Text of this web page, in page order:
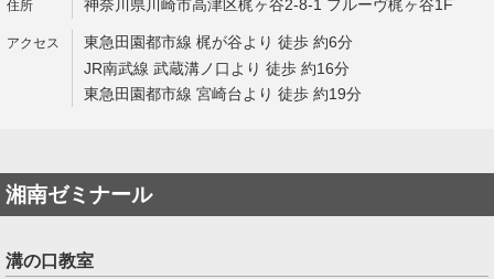
神奈川県川崎市高津区梶ヶ谷2-8-1 フルーヴ梶ヶ谷1F
東急田園都市線 梶が谷より 徒歩 約6分
JR南武線 武蔵溝ノ口より 徒歩 約16分
東急田園都市線 宮崎台より 徒歩 約19分
湘南ゼミナール
溝の口教室